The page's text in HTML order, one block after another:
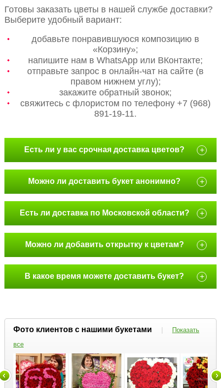
Готовы заказать цветы в нашей службе доставки?
Выберите удобный вариант:
добавьте понравившуюся композицию в
«Корзину»;
напишите нам в WhatsApp или ВКонтакте;
отправьте запрос в онлайн-чат на сайте (в
правом нижнем углу);
закажите обратный звонок;
свяжитесь с флористом по телефону +7 (968)
891-19-11.
Есть ли у вас срочная доставка цветов? +
Можно ли доставить букет анонимно? +
Есть ли доставка по Московской области? +
Можно ли добавить открытку к цветам? +
В какое время можете доставить букет? +
Фото клиентов с нашими букетами |
Показать
все